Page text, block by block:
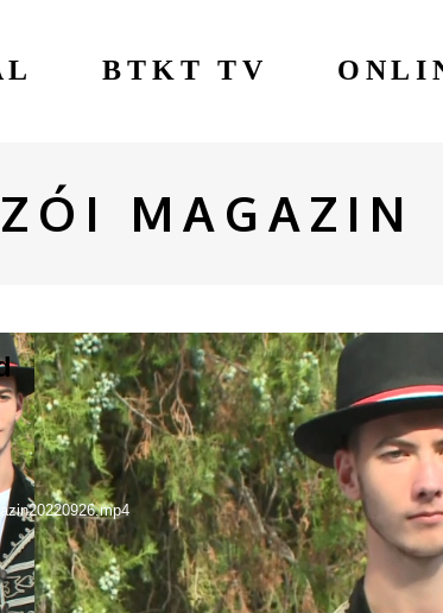
BTKT TV
MAGAZIN